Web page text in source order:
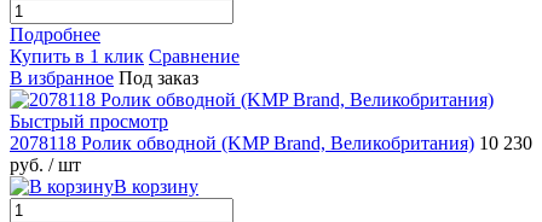
Подробнее
Купить в 1 клик Сравнение
В избранное Под заказ
Быстрый просмотр
2078118 Ролик обводной (KMP Brand, Великобритания) 10 230
руб. / шт
В корзину